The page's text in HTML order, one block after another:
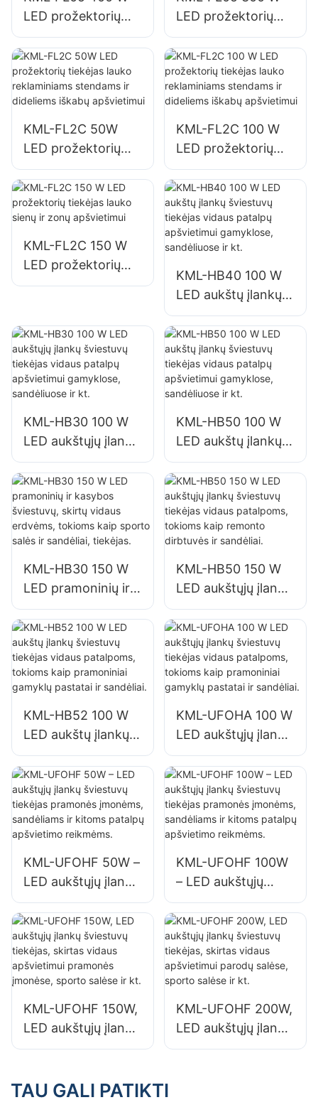
LED prožektorių
tiekėjas, aikščių ir
parkų apšvietimas
LED prožektorių
tiekėjas, uostų ir
dokų apšvietimas
KML-FL2C 50W
LED prožektorių
tiekėjas lauko
reklaminiams
stendams ir
dideliems iškabų
apšvietimui
KML-FL2C 100 W
LED prožektorių
tiekėjas lauko
reklaminiams
stendams ir
dideliems iškabų
apšvietimui
KML-FL2C 150 W
LED prožektorių
tiekėjas lauko sienų
KML-HB40 100 W
LED aukštų įlankų
šviestuvų tiekėjas
vidaus patalpų
apšvietimui
gamyklose,
sandėliuose ir kt.
KML-HB30 100 W
LED aukštųjų įlankų
šviestuvų tiekėjas
vidaus patalpų
apšvietimui
gamyklose,
sandėliuose ir kt.
KML-HB50 100 W
LED aukštų įlankų
šviestuvų tiekėjas
vidaus patalpų
apšvietimui
gamyklose,
sandėliuose ir kt.
KML-HB30 150 W
LED pramoninių ir
kasybos šviestuvų,
skirtų vidaus
erdvėms, tokioms
kaip sporto salės ir
sandėliai, tiekėjas.
KML-HB50 150 W
LED aukštųjų įlankų
šviestuvų tiekėjas
vidaus patalpoms,
tokioms kaip
remonto dirbtuvės
ir sandėliai.
KML-HB52 100 W
LED aukštų įlankų
šviestuvų tiekėjas
vidaus patalpoms,
tokioms kaip
pramoniniai
gamyklų pastatai ir
KML-UFOHA 100 W
LED aukštųjų įlankų
šviestuvų tiekėjas
vidaus patalpoms,
tokioms kaip
pramoniniai
gamyklų pastatai ir
KML-UFOHF 50W –
LED aukštųjų įlankų
šviestuvų tiekėjas
pramonės
įmonėms,
sandėliams ir
kitoms patalpų
reikmėms.
KML-UFOHF 100W
– LED aukštųjų
įlankų šviestuvų
tiekėjas pramonės
įmonėms,
sandėliams ir
kitoms patalpų
reikmėms.
KML-UFOHF 150W,
LED aukštųjų įlankų
šviestuvų tiekėjas,
apšvietimui
KML-UFOHF 200W,
LED aukštųjų įlankų
šviestuvų tiekėjas,
TAU GALI PATIKTI